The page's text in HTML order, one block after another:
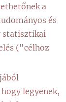
a
és
statisztikai
("célhoz
legyenek,